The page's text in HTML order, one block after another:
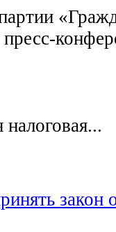
закон